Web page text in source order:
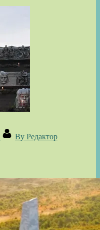
By Редактор